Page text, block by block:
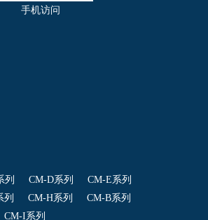
手机访问
列 CM-D系列
CM-E系列
列 CM-H系列
CM-B系列
CM-I系列